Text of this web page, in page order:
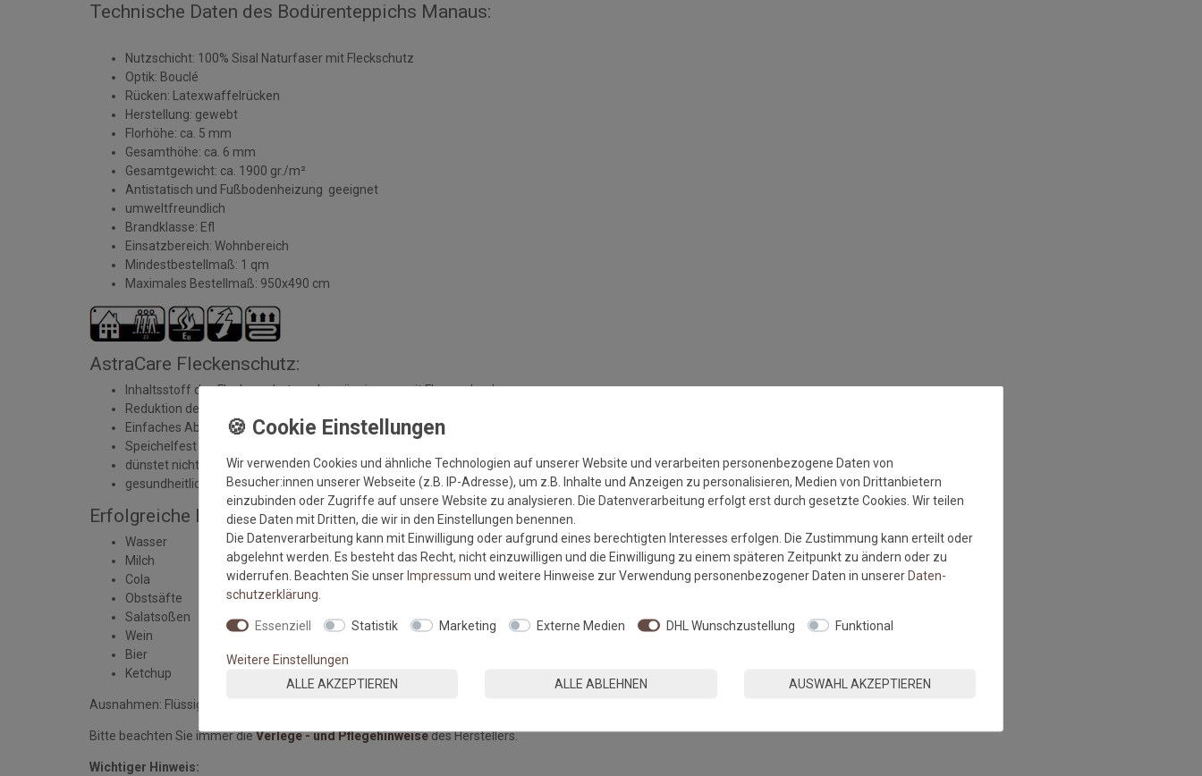
Technische Daten des Bodürenteppichs Manaus:
Nutzschicht: 100% Sisal Naturfaser mit Fleckschutz
Optik: Bouclé
Rücken: Latexwaffelrücken
Herstellung: gewebt
Florhöhe: ca. 5 mm
Gesamthöhe: ca. 6 mm
Gesamtgewicht: ca. 1900 gr./m²
Antistatisch und Fußbodenheizung geeignet
umweltfreundlich
Brandklasse: Efl
Einsatzbereich: Wohnbereich
Mindestbestellmaß: 1 qm
Maximales Bestellmaß: 950x490 cm
AstraCare Fleckenschutz:
Inhaltsstoff des Fleckenschutzes: Imprägnierung mit Fluorcarbonharz
Reduktion der Fleckempfindlichkeit
Einfaches Abtupfen von Flüssigkeiten
Speichelfest
dünstet nicht aus
gesundheitliche Unbedenklichkeit geprüft und zertifiziert
Erfolgreiche Durchführung mit Tests:
Wasser
Milch
Cola
Obstsäfte
Salatsoßen
Wein
Bier
Ketchup
Ausnahmen: Flüssigkeiten über 60 Grad z.b. Wasser, Kaffee, Bratfett
Bitte beachten Sie immer dieVerlege - und Pflegehinweisedes Herstellers.
Wichtiger Hinweis:
Wir verwenden Cookies und ähnliche Technologien auf unserer Website und verarbeiten personenbezogene Daten von
Besucher:innen unserer Webseite (z.B. IP-Adresse), um z.B. Inhalte und Anzeigen zu personalisieren, Medien von Drittanbietern
einzubinden oder Zugriffe auf unsere Website zu analysieren. Die Datenverarbeitung erfolgt erst durch gesetzte Cookies. Wir teilen
diese Daten mit Dritten, die wir in den Einstellungen benennen.
Die Datenverarbeitung kann mit Einwilligung oder aufgrund eines berechtigten Interesses erfolgen. Die Zustimmung kann erteilt oder
abgelehnt werden. Es besteht das Recht, nicht einzuwilligen und die Einwilligung zu einem späteren Zeitpunkt zu ändern oder zu
widerrufen. Beachten Sie unserImpressum und weitere Hinweise zur Verwendung personenbezogener Daten in unsererDaten­
schutz­erklärung
Essenziell Statistik Marketing Externe Medien DHL Wunschzustellung Funktional
Weitere Einstellungen
ALLE AKZEPTIEREN
ALLE ABLEHNEN AUSWAHL AKZEPTIEREN